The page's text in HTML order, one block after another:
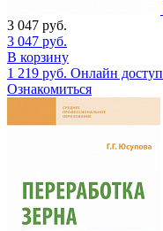
3 047 руб.
3 047 руб.
В корзину
1 219 руб. Онлайн доступ
Ознакомиться